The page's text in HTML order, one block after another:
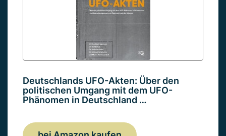
Deutschlands UFO-Akten: Über den
politischen Umgang mit dem UFO-
Phänomen in Deutschland …